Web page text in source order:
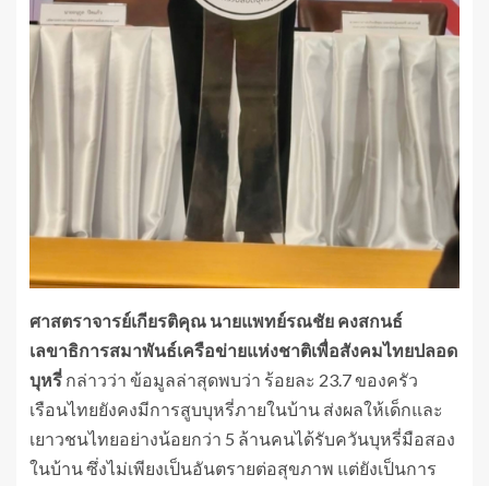
ศาสตราจารย์เกียรติคุณ นายแพทย์รณชัย คงสกนธ์
เลขาธิการสมาพันธ์เครือข่ายแห่งชาติเพื่อสังคมไทยปลอด
บุหรี่ กล่าวว่า ข้อมูลล่าสุดพบว่า ร้อยละ 23.7 ของครัว
เรือนไทยยังคงมีการสูบบุหรี่ภายในบ้าน ส่งผลให้เด็กและ
เยาวชนไทยอย่างน้อยกว่า 5 ล้านคนได้รับควันบุหรี่มือสอง
ในบ้าน ซึ่งไม่เพียงเป็นอันตรายต่อสุขภาพ แต่ยังเป็นการ